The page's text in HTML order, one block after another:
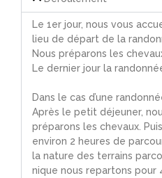
Le 1er jour, nous vous
lieu de départ de la
Nous préparons les
Le dernier jour la
Dans le cas d’une
Après le petit déjeuner,
préparons les chevaux.
environ 2 heures de
la nature des terrains
nique nous repartons pour